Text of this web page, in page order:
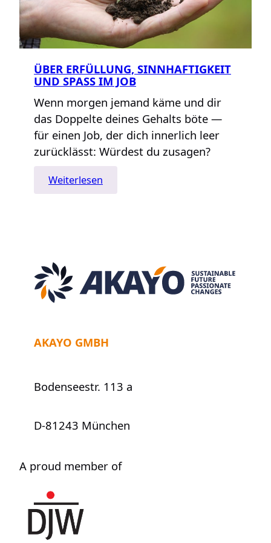
ÜBER ERFÜLLUNG, SINNHAFTIGKEIT
UND SPASS IM JOB
Wenn morgen jemand käme und dir
das Doppelte deines Gehalts böte —
für einen Job, der dich innerlich leer
zurücklässt: Würdest du zusagen?
Weiterlesen
Über
Job
AKAYO GMBH
Bodenseestr. 113 a
D-81243 München
A proud member of